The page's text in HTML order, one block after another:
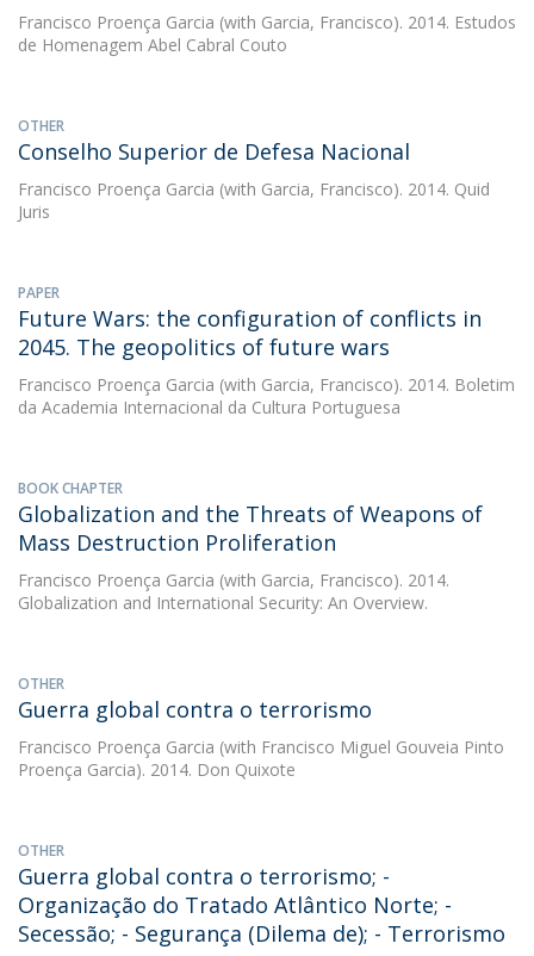
Francisco Proença Garcia (with Garcia, Francisco). 2014. Estudos
de Homenagem Abel Cabral Couto
OTHER
Conselho Superior de Defesa Nacional
Francisco Proença Garcia (with Garcia, Francisco). 2014. Quid
Juris
PAPER
Future Wars: the configuration of conflicts in
2045. The geopolitics of future wars
Francisco Proença Garcia (with Garcia, Francisco). 2014. Boletim
da Academia Internacional da Cultura Portuguesa
BOOK CHAPTER
Globalization and the Threats of Weapons of
Mass Destruction Proliferation
Francisco Proença Garcia (with Garcia, Francisco). 2014.
Globalization and International Security: An Overview.
OTHER
Guerra global contra o terrorismo
Francisco Proença Garcia (with Francisco Miguel Gouveia Pinto
Proença Garcia). 2014. Don Quixote
OTHER
Guerra global contra o terrorismo; -
Organização do Tratado Atlântico Norte; -
Secessão; - Segurança (Dilema de); - Terrorismo